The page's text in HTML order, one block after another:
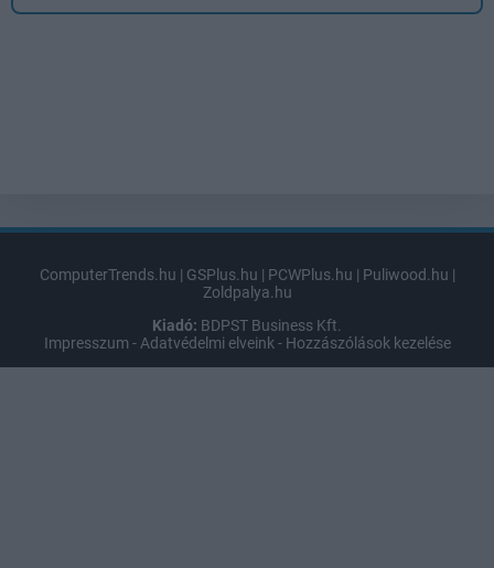
ComputerTrends.hu | GSPlus.hu | PCWPlus.hu | Puliwood.hu |
Zoldpalya.hu
Kiadó: BDPST Business Kft.
Impresszum - Adatvédelmi elveink - Hozzászólások kezelése